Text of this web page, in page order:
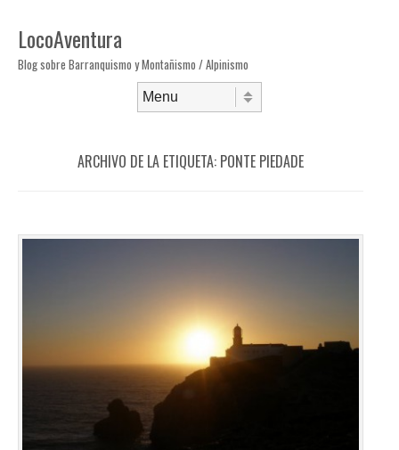
LocoAventura
Blog sobre Barranquismo y Montañismo / Alpinismo
ARCHIVO DE LA ETIQUETA: PONTE PIEDADE